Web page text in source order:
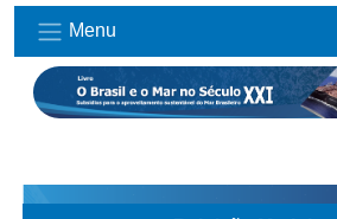
Menu